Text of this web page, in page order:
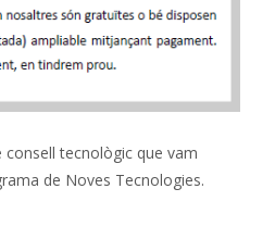
consell tecnològic que vam
de Noves Tecnologies.